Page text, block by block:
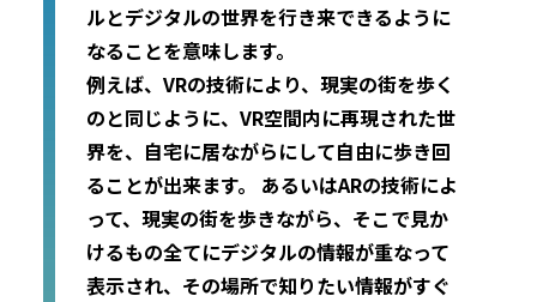
ルとデジタルの世界を行き来できるように
なることを意味します。
例えば、VRの技術により、現実の街を歩く
のと同じように、VR空間内に再現された世
界を、自宅に居ながらにして自由に歩き回
ることが出来ます。 あるいはARの技術によ
って、現実の街を歩きながら、そこで見か
けるもの全てにデジタルの情報が重なって
表示され、その場所で知りたい情報がすぐ